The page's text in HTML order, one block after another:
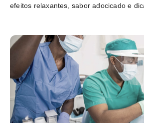
efeitos relaxantes, sabor adocicado e